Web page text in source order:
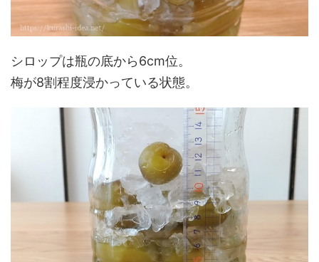
シロップは瓶の底から6cm位。
梅が8割程度浸かっている状態。